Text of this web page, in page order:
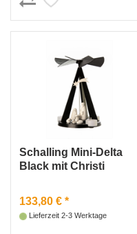
Schalling Mini-Delta
Black mit Christi
133,80 € *
Lieferzeit 2-3 Werktage